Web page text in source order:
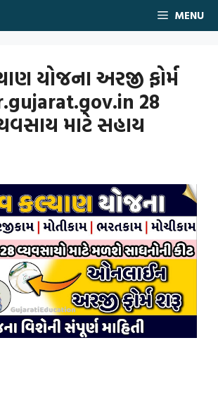
MENU
યોજના અરજી ફોર્મ
28
માટે સહાય